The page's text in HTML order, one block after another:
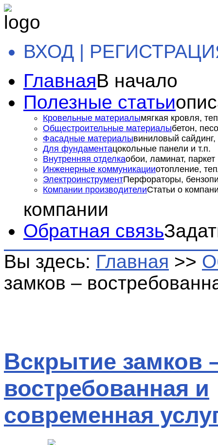
ВХОД |
ГлавнаяВ начало
Полезные статьи
Кровельные материалымягкая кровля,
Общестроительные материалыбетон,
Фасадные материалывиниловый сайдинг,
Для фундаментацокольные панели и т.п.
Внутренняя отделкаобои, ламинат, паркет
Инженерные коммуникацииотопление,
ЭлектроинструментПерфораторы,
Компании производителиСтатьи о
компании
Обратная связь
Вы здесь: Главная >>
замков –
Вскрытие замков
востребованная и
современная